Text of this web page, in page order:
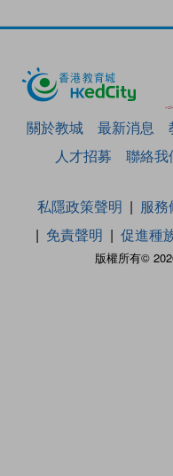
關於教城 最新消息
人才招募
聯絡我
版權所有©
私隱政策聲明 服務
免責聲明
促進種